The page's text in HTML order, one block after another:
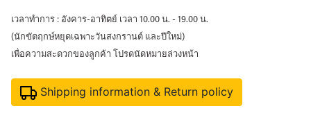
เวลาทำการ : อังคาร-อาทิตย์ เวลา 10.00 น. - 19.00 น.
(นักขัตฤกษ์หยุดเฉพาะวันสงกรานต์ และปีใหม่)
เพื่อความสะดวกของลูกค้า โปรดนัดหมายล่วงหน้า
Shipping information & Return policy